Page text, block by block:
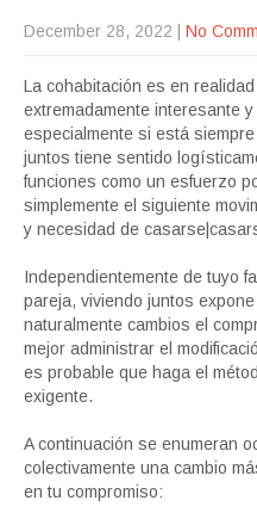
December 28, 2022 No
La cohabitación es en
extremadamente interesante
especialmente si está
juntos tiene sentido
funciones como un esfuerzo
simplemente el siguiente
y necesidad de
Independientemente de tuyo
pareja, viviendo juntos
naturalmente cambios el
mejor administrar el
es probable que haga el
exigente.
A continuación se enumeran
colectivamente una cambio
en tu compromiso: